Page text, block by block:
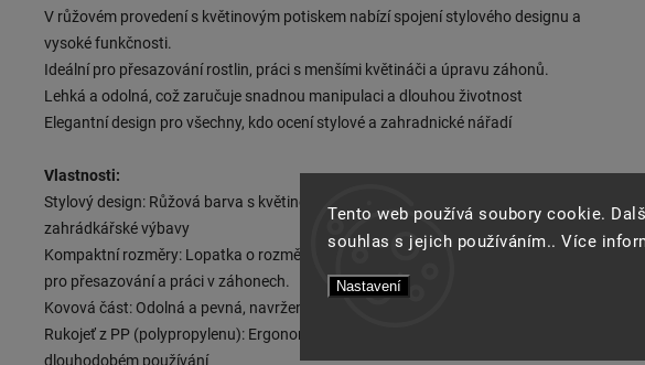
Tento web používá soubory cookie.
souhlas s jejich používáním.. Více
Nastavení
V růžovém provedení s květinovým potiskem nabízí spojení stylového designu a
vysoké funkčnosti.
Ideální pro přesazování rostlin, práci s menšími květináči a úpravu záhonů.
Lehká a odolná, což zaručuje snadnou manipulaci a dlouhou životnost
Elegantní design pro všechny, kdo ocení stylové a zahradnické nářadí
Vlastnosti:
Stylový design: Růžová barva s květinovým potiskem přidává eleganci do vaší
zahrádkářské výbavy
Kompaktní rozměry: Lopatka o rozměrech 32x5,5 cm, je lehká a praktická, ideální
pro přesazování a práci v záhonech.
Kovová část: Odolná a pevná, navržená pro manipulaci s různými druhy půdy
Rukojeť z PP (polypropylenu): Ergonomická a pohodlná, zajišťuje pevný úchop i při
dlouhodobém používání